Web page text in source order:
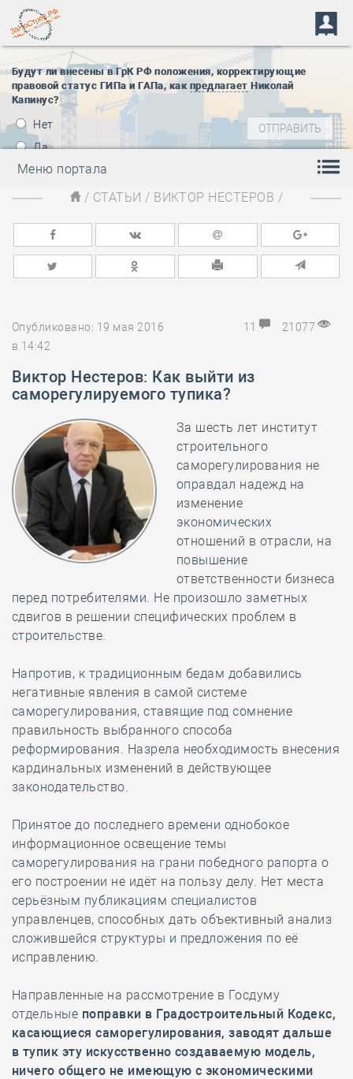
Будут ли внесены в ГрК РФ положения, корректирующие
правовой статус ГИПа и ГАПа, как предлагает Николай
Капинус?
Нет
Да
Меню портала
/ СТАТЬИ / ВИКТОР НЕСТЕРОВ /
Опубликовано: 19 мая 2016
в 14:42
11 21077
Виктор Нестеров: Как выйти из
саморегулируемого тупика?
За шесть лет институт
строительного
саморегулирования не
оправдал надежд на
изменение
экономических
отношений в отрасли, на
повышение
ответственности бизнеса
перед потребителями. Не произошло заметных
сдвигов в решении специфических проблем в
строительстве.
Напротив, к традиционным бедам добавились
негативные явления в самой системе
саморегулирования, ставящие под сомнение
правильность выбранного способа
реформирования. Назрела необходимость внесения
кардинальных изменений в действующее
законодательство.
Принятое до последнего времени однобокое
информационное освещение темы
саморегулирования на грани победного рапорта о
его построении не идёт на пользу делу. Нет места
серьёзным публикациям специалистов
управленцев, способных дать объективный анализ
сложившейся структуры и предложения по её
исправлению.
Направленные на рассмотрение в Госдуму
отдельные поправки в Градостроительный Кодекс,
касающиеся саморегулирования, заводят дальше
в тупик эту искусственно создаваемую модель,
ничего общего не имеющую с экономическими